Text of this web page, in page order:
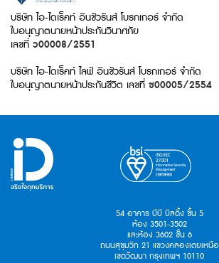
บริษัท ไอ-ไดเร็คท์ อินชัวรันส์ โบรกเกอร์ จำกัด
ใบอนุญาตนายหน้าประกันวินาศภัย
เลขที่ ว00008/2551
บริษัท ไอ-ไดเร็คท์ ไลฟ์ อินชัวรันส์ โบรกเกอร์ จำกัด
ใบอนุญาตนายหน้าประกันชีวิต เลขที่ ช00005/2554
54 อาคาร บีบี บิลดิ้ง ชั้น 5
ห้อง 3501-3502
และห้อง 3602 ชั้น 6
ถนนสุขุมวิท 21 แขวงคลองเตยเหนือ
เขตวัฒนา กรุงเทพฯ 10110